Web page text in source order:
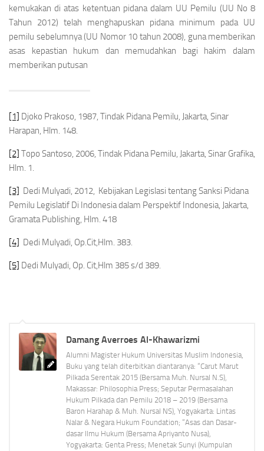
kemukakan di atas ketentuan pidana dalam UU Pemilu (UU No 8
Tahun 2012) telah menghapuskan pidana minimum pada UU
pemilu sebelumnya (UU Nomor 10 tahun 2008), guna memberikan
asas kepastian hukum dan memudahkan bagi hakim dalam
memberikan putusan
[1] Djoko Prakoso, 1987, Tindak Pidana Pemilu, Jakarta, Sinar
Harapan, Hlm. 148.
[2] Topo Santoso, 2006, Tindak Pidana Pemilu, Jakarta, Sinar Grafika,
Hlm. 1.
[3] Dedi Mulyadi, 2012, Kebijakan Legislasi tentang Sanksi Pidana
Pemilu Legislatif Di Indonesia dalam Perspektif Indonesia, Jakarta,
Gramata Publishing, Hlm. 418
[4] Dedi Mulyadi, Op.Cit,Hlm. 383.
[5] Dedi Mulyadi, Op. Cit,Hlm 385 s/d 389.
Damang Averroes Al-Khawarizmi
Alumni Magister Hukum Universitas Muslim Indonesia,
Buku yang telah diterbitkan diantaranya: “Carut Marut
Pilkada Serentak 2015 (Bersama Muh. Nursal N.S),
Makassar: Philosophia Press; Seputar Permasalahan
Hukum Pilkada dan Pemilu 2018 – 2019 (Bersama
Baron Harahap & Muh. Nursal NS), Yogyakarta: Lintas
Nalar & Negara Hukum Foundation; “Asas dan Dasar-
dasar Ilmu Hukum (Bersama Apriyanto Nusa),
Yogyakarta: Genta Press; Menetak Sunyi (Kumpulan